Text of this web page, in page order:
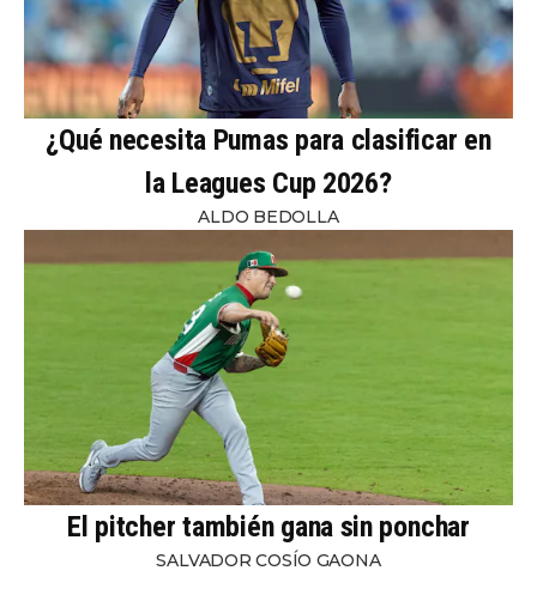
¿Qué necesita Pumas para clasificar en
la Leagues Cup 2026?
ALDO BEDOLLA
El pitcher también gana sin ponchar
SALVADOR COSÍO GAONA